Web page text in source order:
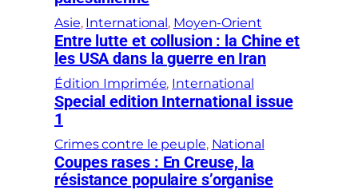
Asie, International, Moyen-Orient
Entre lutte et collusion : la Chine et
les USA dans la guerre en Iran
Édition Imprimée, International
Special edition International issue
1
Crimes contre le peuple, National
Coupes rases : En Creuse, la
résistance populaire s’organise